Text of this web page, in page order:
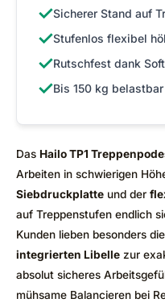
✓Sicherer Stand auf
✓Stufenlos flexibel
✓Rutschfest dank
✓Bis 150 kg belastbar
Das Hailo TP1
Arbeiten in schwierigen
Siebdruckplatte und der
auf Treppenstufen endlich
Kunden lieben besonders
integrierten Libelle zur
absolut sicheres
mühsame Balancieren bei